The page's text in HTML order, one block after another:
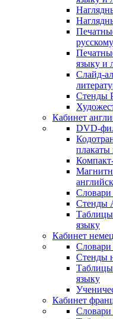
языку и
Слайд-
Стенды
Кабинет
DVD-
плакаты
Словари
Стенды
языку
Кабинет
Словари
Стенды
языку
Кабинет
Словари